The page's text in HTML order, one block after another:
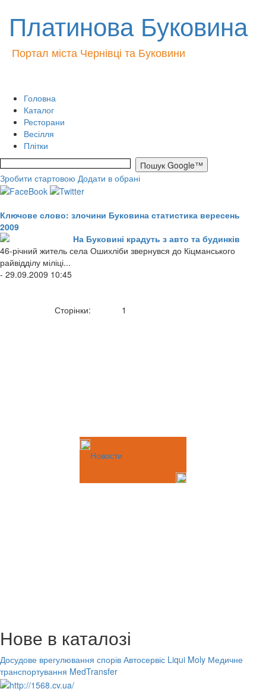
Платинова Буковина
Портал міста Чернівці та Буковини
Головна
Каталог
Ресторани
Весілля
Плітки
Зробити стартовою Додати в обрані
Ключове слово: злочини Буковина статистика вересень
2009
На Буковині крадуть з авто та будинків
46-річний житель села Ошихліби звернувся до Кіцманського
райвідділу міліці...
- 29.09.2009 10:45
Сторінки: 1
Новости
Нове в каталозі
Досудове врегулювання спорів Автосервіс Liqui Moly Медичне
транспортування MedTransfer